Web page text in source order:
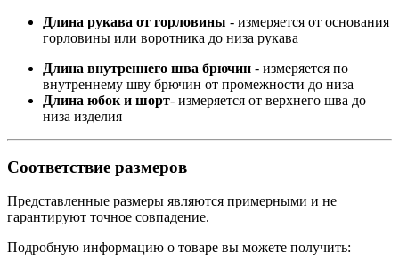
Длина рукава от горловины - измеряется от основания
горловины или воротника до низа рукава
Длина внутреннего шва брючин - измеряется по
внутреннему шву брючин от промежности до низа
Длина юбок и шорт- измеряется от верхнего шва до
низа изделия
Соответствие размеров
Представленные размеры являются примерными и не
гарантируют точное совпадение.
Подробную информацию о товаре вы можете получить: